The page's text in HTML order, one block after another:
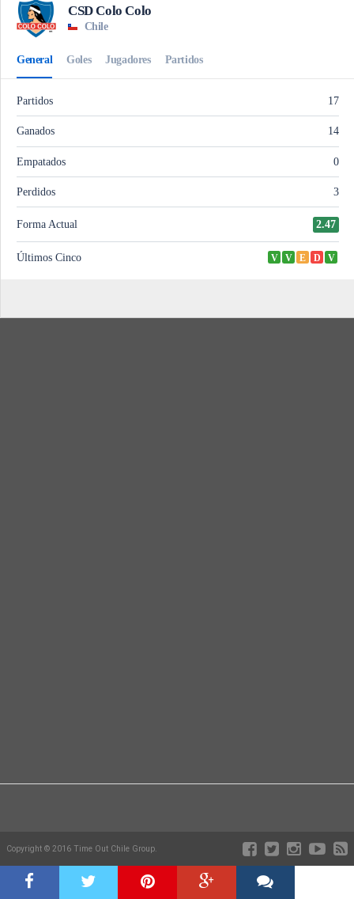
Copyright © 2016 Time Out Chile Group.